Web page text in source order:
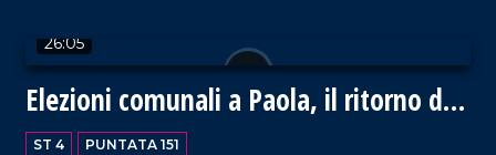
26:05
Elezioni comunali a Paola, il ritorno di
Perrotta
ST 4 PUNTATA 151